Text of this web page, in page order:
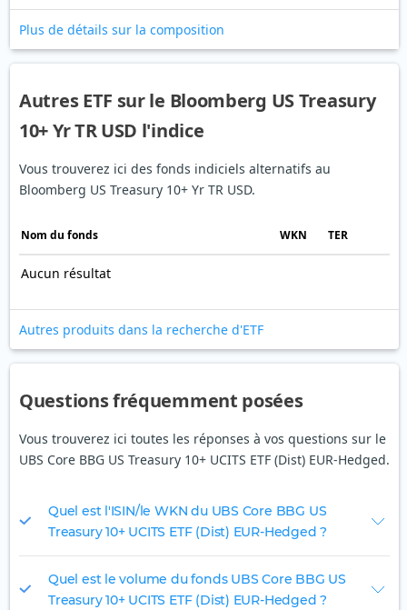
Plus de détails sur la composition
Autres ETF sur le Bloomberg US Treasury
10+ Yr TR USD l'indice
Vous trouverez ici des fonds indiciels alternatifs au
Bloomberg US Treasury 10+ Yr TR USD.
Nom du fonds WKN TER
Aucun résultat
Autres produits dans la recherche d'ETF
Questions fréquemment posées
Vous trouverez ici toutes les réponses à vos questions sur le
UBS Core BBG US Treasury 10+ UCITS ETF (Dist) EUR-Hedged.
Quel est l'ISIN/le WKN du UBS Core BBG US
Treasury 10+ UCITS ETF (Dist) EUR-Hedged ?
Quel est le volume du fonds UBS Core BBG US
Treasury 10+ UCITS ETF (Dist) EUR-Hedged ?